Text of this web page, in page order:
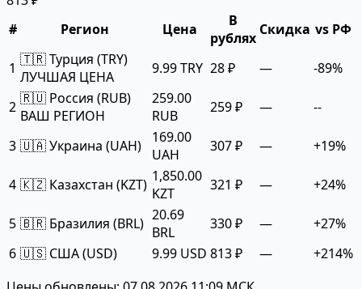
#
Регион Цена
В
рублях Скидка vs РФ
1 🇹🇷 Турция (TRY)
ЛУЧШАЯ ЦЕНА
9.99 TRY 28 ₽ — -89%
2 🇷🇺 Россия (RUB)
ВАШ РЕГИОН
259.00
RUB
259 ₽ — --
3 🇺🇦 Украина (UAH)
169.00
UAH
307 ₽ — +19%
4 🇰🇿 Казахстан (KZT) 1,850.00
KZT
321 ₽ — +24%
5 🇧🇷 Бразилия (BRL) 20.69
BRL
330 ₽ —
+27%
6 🇺🇸 США (USD) 9.99 USD 813 ₽ —
+214%